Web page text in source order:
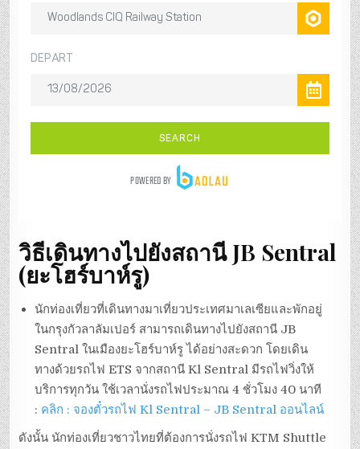
วิธีเดินทางไปยังสถานี JB Sentral
(ยะโฮร์บาห์รู)
นักท่องเที่ยวที่เดินทางมาเที่ยวประเทศมาเลเซียและพักอยู่
ในกรุงกัวลาลัมเปอร์ สามารถเดินทางไปยังสถานี JB
Sentral ในเมืองยะโฮร์บาห์รู ได้อย่างสะดวก โดยเดิน
ทางด้วยรถไฟ ETS จากสถานี Kl Sentral มีรถไฟวิ่งให้
บริการทุกวัน ใช้เวลานั่งรถไฟประมาณ 4 ชั่วโมง 40 นาที
: คลิก : จองตั๋วรถไฟ Kl Sentral – JB Sentral ออนไลน์
ดังนั้น นักท่องเที่ยวชาวไทยที่ต้องการนั่งรถไฟ KTM Shuttle